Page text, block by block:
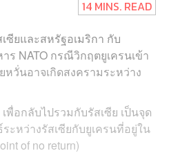
14 MINS. READ
ซียและสหรัฐอเมริกา กับ
NATO กรณีวิกฤตยูเครนเข้า
วั่นอาจเกิดสงครามระหว่าง
พื่อกลับไปรวมกับรัสเซีย เป็นจุด
หว่างรัสเซียกับยูเครนที่อยู่ใน
of no return)